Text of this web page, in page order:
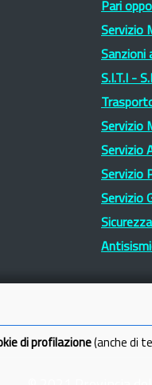
Pari
Servizio
Sanzioni
S.I.T.I -
Servizio
Servizio
Servizio
Servizio
di profilazione (anche di